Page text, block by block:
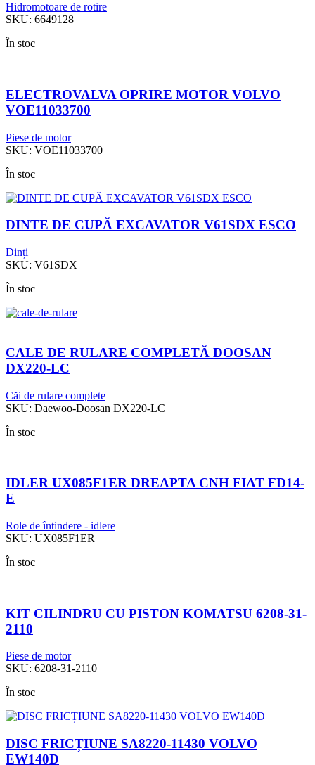
Hidromotoare de rotire
SKU: 6649128
În stoc
ELECTROVALVA OPRIRE MOTOR VOLVO
VOE11033700
Piese de motor
SKU: VOE11033700
În stoc
DINTE DE CUPĂ EXCAVATOR V61SDX ESCO
Dinți
SKU: V61SDX
În stoc
CALE DE RULARE COMPLETĂ DOOSAN
DX220-LC
Căi de rulare complete
SKU: Daewoo-Doosan DX220-LC
În stoc
IDLER UX085F1ER DREAPTA CNH FIAT FD14-
E
Role de întindere - idlere
SKU: UX085F1ER
În stoc
KIT CILINDRU CU PISTON KOMATSU 6208-31-
2110
Piese de motor
SKU: 6208-31-2110
În stoc
DISC FRICȚIUNE SA8220-11430 VOLVO
EW140D